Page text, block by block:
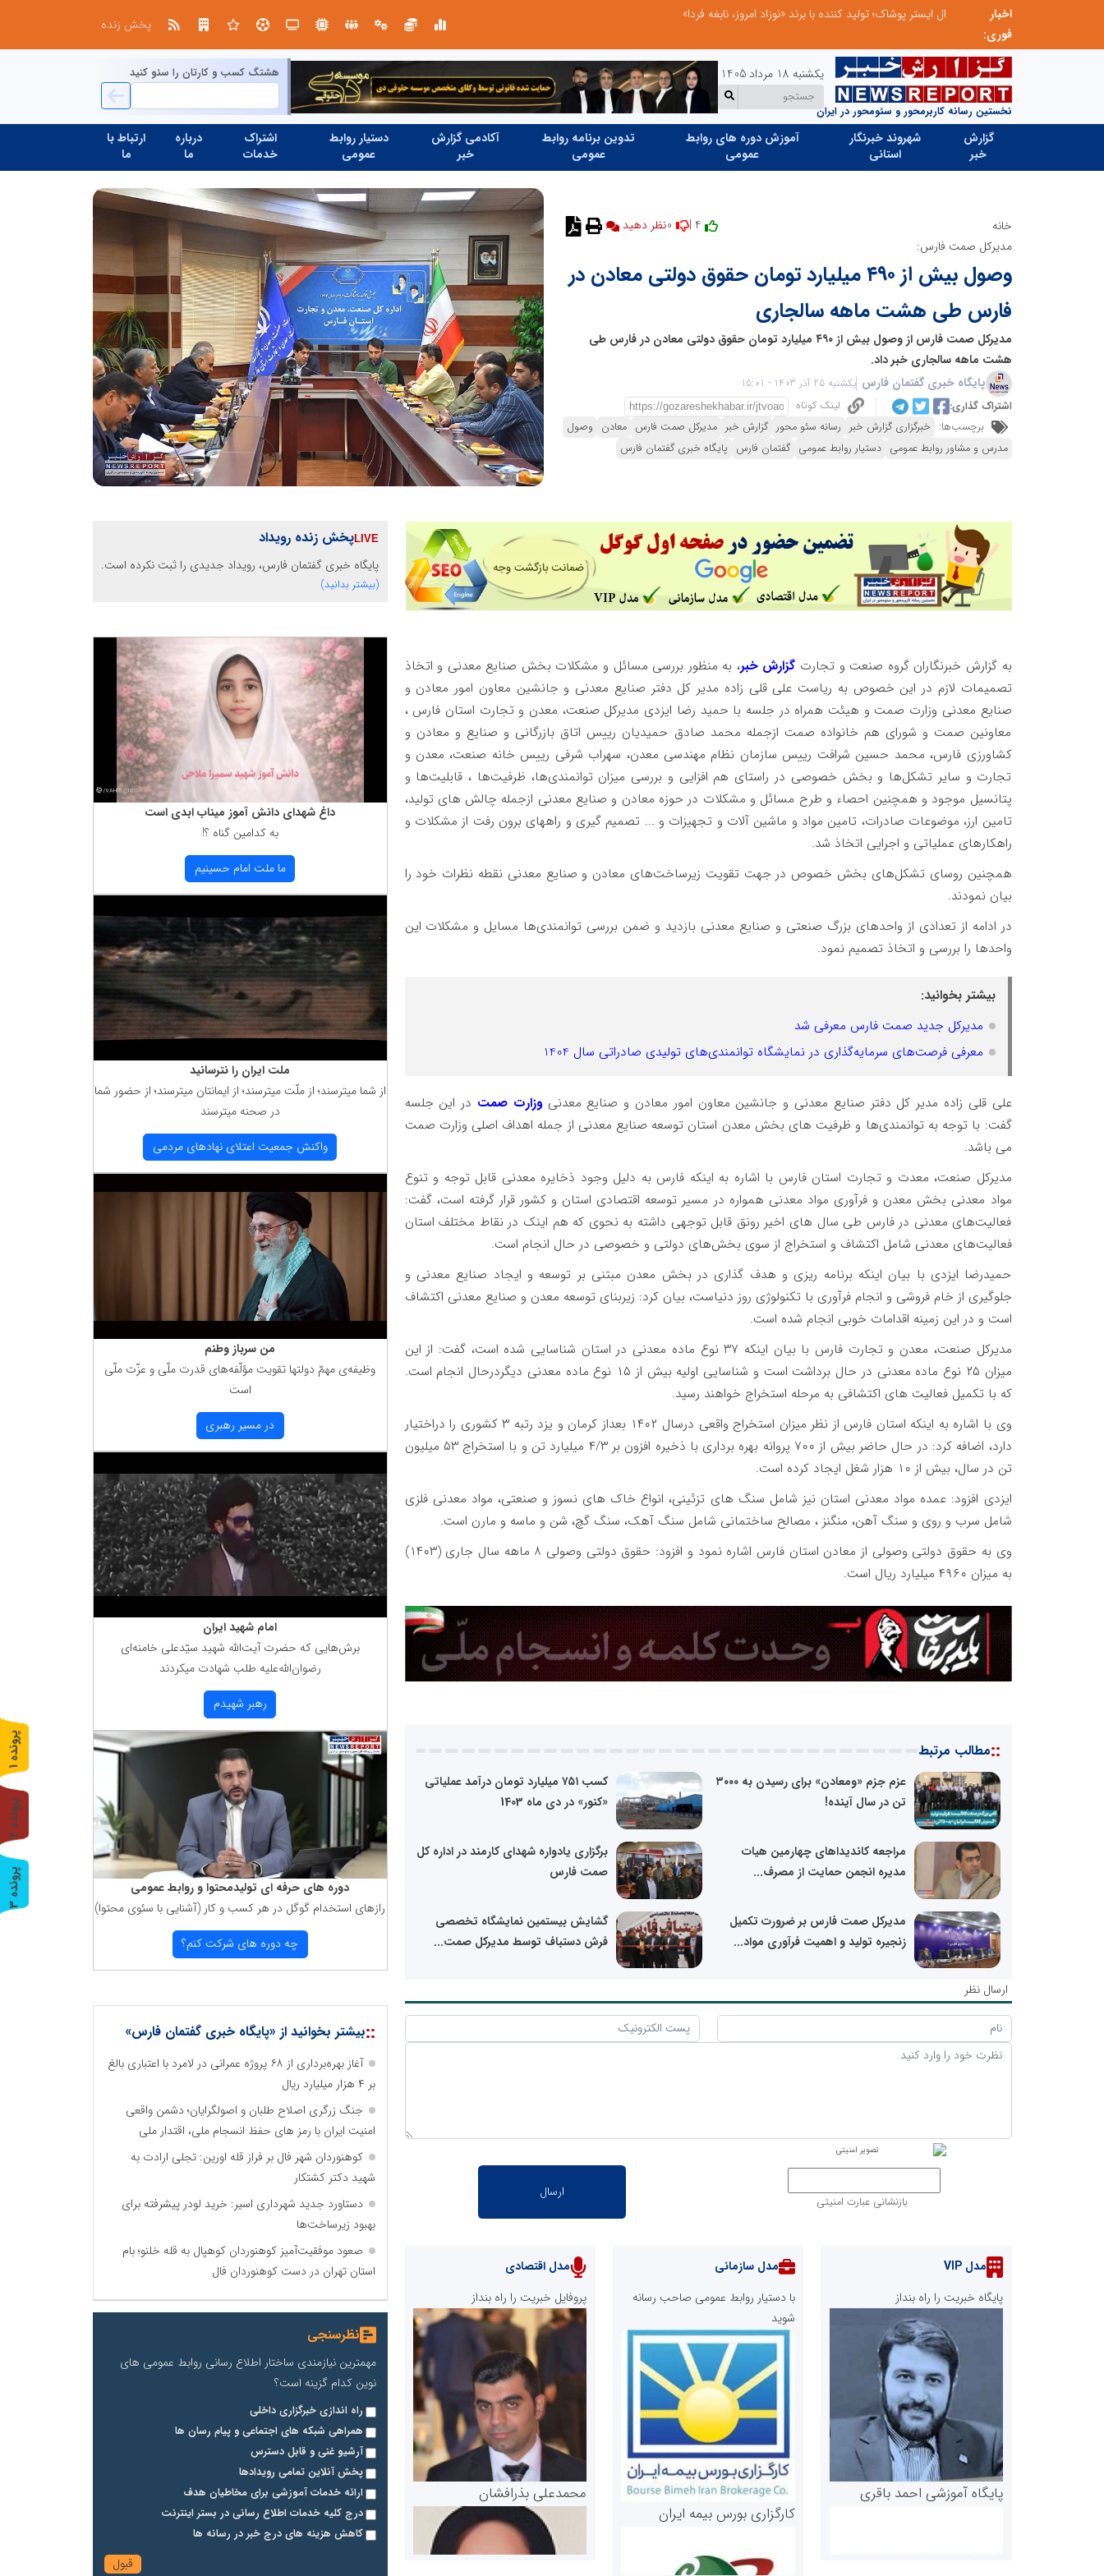
اخبار
فوری:
ال ایستر پوشاک؛ تولید کننده با برند «نوزاد امروز، نابغه فردا»
پخش زنده
نخستین رسانه کاربرمحور و سئومحور در ایران
یکشنبه 18 مرداد 1405 هشتگ کسب و کارتان را سئو کنید
گزارش
خبر
شهروند خبرنگار
استانی
آموزش دوره های روابط
عمومی
تدوین برنامه روابط
عمومی
آکادمی گزارش
خبر
دستیار روابط
عمومی
اشتراک
خدمات
درباره
ما
ارتباط با
ما
خانه
نظر دهید
مدیرکل صمت فارس:
وصول بیش از ۴۹۰ میلیارد تومان حقوق دولتی معادن در
فارس طی هشت ماهه سالجاری
مدیرکل صمت فارس از وصول بیش از ۴۹۰ میلیارد تومان حقوق دولتی معادن در فارس طی
هشت ماهه سالجاری خبر داد.
پایگاه خبری گفتمان فارس یکشنبه 25 آذر 1403 - 15:01
اشتراک گذاری:
لینک کوتاه
برچسب‌ها: خبرگزاری گزارش خبر رسانه سئو محور گزارش خبر مدیرکل صمت فارس معادن وصول
مدرس و مشاور روابط عمومی دستیار روابط عمومی گفتمان فارس پایگاه خبری گفتمان فارس
به گزارش خبرنگاران گروه صنعت و تجارت گزارش خبر، به منظور بررسی مسائل و مشکلات بخش صنایع معدنی و اتخاذ
تصمیمات لازم در این خصوص به ریاست علی قلی زاده مدیر کل دفتر صنایع معدنی و جانشین معاون امور معادن و
صنایع معدنی وزارت صمت و هیئت همراه در جلسه با حمید رضا ایزدی مدیرکل صنعت، معدن و تجارت استان فارس ،
معاونین صمت و شورای هم خانواده صمت ازجمله محمد صادق حمیدیان رییس اتاق بازرگانی و صنایع و معادن و
کشاورزی فارس، محمد حسین شرافت رییس سازمان نظام مهندسی معدن، سهراب شرفی رییس خانه صنعت، معدن و
تجارت و سایر تشکل‌ها و بخش خصوصی در راستای هم افزایی و بررسی میزان توانمندی‌ها، ظرفیت‌ها ، قابلیت‌ها و
پتانسیل موجود و همچنین احصاء و طرح مسائل و مشکلات در حوزه معادن و صنایع معدنی ازجمله چالش های تولید،
تامین ارز، موضوعات صادرات، تامین مواد و ماشین آلات و تجهیزات و ... تصمیم گیری و راههای برون رفت از مشکلات و
راهکارهای عملیاتی و اجرایی اتخاذ شد.
همچنین روسای تشکل‌های بخش خصوص در جهت تقویت زیرساخت‌های معادن و صنایع معدنی نقطه نظرات خود را
بیان نمودند.
در ادامه از تعدادی از واحدهای بزرگ صنعتی و صنایع معدنی بازدید و ضمن بررسی توانمندی‌ها مسایل و مشکلات این
واحدها را بررسی و اتخاذ تصمیم نمود.
بیشتر بخوانید:
مدیرکل جدید صمت فارس معرفی شد
معرفی فرصت‌های سرمایه‌گذاری در نمایشگاه توانمندی‌های تولیدی صادراتی سال 1404
علی قلی زاده مدیر کل دفتر صنایع معدنی و جانشین معاون امور معادن و صنایع معدنی وزارت صمت در این جلسه
گفت: با توجه به توانمندی‌ها و ظرفیت های بخش معدن استان توسعه صنایع معدنی از جمله اهداف اصلی وزارت صمت
می باشد.
مدیرکل صنعت، معدت و تجارت استان فارس با اشاره به اینکه فارس به دلیل وجود ذخایره معدنی قابل توجه و تنوع
مواد معدنی بخش معدن و فرآوری مواد معدنی همواره در مسیر توسعه اقتصادی استان و کشور قرار گرفته است، گفت:
فعالیت‌های معدنی در فارس طی سال های اخیر رونق قابل توجهی داشته به نحوی که هم اینک در نقاط مختلف استان
فعالیت‌های معدنی شامل اکتشاف و استخراج از سوی بخش‌های دولتی و خصوصی در حال انجام است.
حمیدرضا ایزدی با بیان اینکه برنامه ریزی و هدف گذاری در بخش معدن مبتنی بر توسعه و ایجاد صنایع معدنی و
جلوگیری از خام فروشی و انجام فرآوری با تکنولوژی روز دنیاست، بیان کرد: زیربنای توسعه معدن و صنایع معدنی اکتشاف
است و در این زمینه اقدامات خوبی انجام شده است.
مدیرکل صنعت، معدن و تجارت فارس با بیان اینکه ۳۷ نوع ماده معدنی در استان شناسایی شده است، گفت: از این
میزان ۲۵ نوع ماده معدنی در حال برداشت است و شناسایی اولیه بیش از ۱۵ نوع ماده معدنی دیگردرحال انجام است.
که با تکمیل فعالیت های اکتشافی به مرحله استخراج خواهند رسید.
وی با اشاره به اینکه استان فارس از نظر میزان استخراج واقعی درسال ۱۴۰۲ بعداز کرمان و یزد رتبه ۳ کشوری را دراختیار
دارد، اضافه کرد: در حال حاضر بیش از ۷۰۰ پروانه بهره برداری با ذخیره افزون بر ۴/۳ میلیارد تن و با استخراج ۵۳ میلیون
تن در سال، بیش از ۱۰ هزار شغل ایجاد کرده است.
ایزدی افزود: عمده مواد معدنی استان نیز شامل سنگ های تزئینی، انواع خاک های نسوز و صنعتی، مواد معدنی فلزی
شامل سرب و روی و سنگ آهن، منگنز ، مصالح ساختمانی شامل سنگ آهک، سنگ گچ، شن و ماسه و مارن است.
وی به حقوق دولتی وصولی از معادن استان فارس اشاره نمود و افزود: حقوق دولتی وصولی ۸ ماهه سال جاری (۱۴۰۳)
به میزان ۴۹۶۰ میلیارد ریال است.
::مطالب مرتبط
عزم جزم «ومعادن» برای رسیدن به ۳۰۰۰
تن در سال آینده!
کسب ۷۵۱ میلیارد تومان درآمد‌ عملیاتی
«کنور» در دی ماه 1403
مراجعه کاندیداهای چهارمین هیات
مدیره انجمن حمایت از مصرف...
برگزاری یادواره شهدای کارمند در اداره کل
صمت فارس
مدیرکل صمت فارس بر ضرورت تکمیل
زنجیره تولید و اهمیت فرآوری مواد...
گشایش بیستمین نمایشگاه تخصصی
فرش دستباف توسط مدیرکل صمت...
ارسال نظر
بازنشانی عبارت امنیتی
مدل VIP
پایگاه خبریت را راه بنداز
پایگاه آموزشی احمد باقری
مدل سازمانی
با دستیار روابط عمومی صاحب رسانه
شوید
کارگزاری بورس بیمه ایران
مدل اقتصادی
پروفایل خبریت را راه بنداز
محمدعلی بذرافشان
پخش زنده رویداد
پایگاه خبری گفتمان فارس، رویداد جدیدی را ثبت نکرده است.
(بیشتر بدانید)
داغ شهدای دانش آموز میناب ابدی است
به كدامین گناه ؟!
ما ملت امام حسینیم
ملت ایران را نترسانید
از شما میترسند؛ از ملّت میترسند؛ از ایمانتان میترسند؛ از حضور شما
در صحنه میترسند
واكنش جمعیت اعتلای نهادهای مردمی
من سرباز وطنم
وظیفه‌ی مهمّ دولتها تقویت مؤلّفه‌های قدرت ملّی و عزّت ملّی
است
در مسیر رهبری
امام شهید ایران
برش‌هایی كه حضرت آیت‌الله شهید سیّدعلی خامنه‌ای
رضوان‌الله‌علیه طلب شهادت میكردند
رهبر شهیدم
دوره های حرفه ای تولیدمحتوا و روابط عمومی
رازهای استخدام گوگل در هر كسب و كار (آشنایی با سئوی محتوا)
چه دوره های شركت كنم؟
::بیشتر بخوانید از «پایگاه خبری گفتمان فارس»
آغاز بهره‌برداری از ۶۸ پروژه عمرانی در لامرد با اعتباری بالغ
بر ۴ هزار میلیارد ریال
جنگ زرگری اصلاح طلبان و اصولگرایان؛ دشمن واقعی
امنیت ایران با رمز های حفظ انسجام ملی، اقتدار ملی
کوهنوردان شهر فال بر فراز قله اورین: تجلی ارادت به
شهید دکتر کشتکار
دستاورد جدید شهرداری اسیر: خرید لودر پیشرفته برای
بهبود زیرساخت‌ها
صعود موفقیت‌آمیز کوهنوردان کوهپال به قله خلنو؛ بام
استان تهران در دست کوهنوردان فال
نظرسنجی
مهمترین نیازمندی ساختار اطلاع رسانی روابط عمومی های
نوین کدام گزینه است؟
راه اندازی خبرگزاری داخلی
همراهی شبکه های اجتماعی و پیام رسان ها
آرشیو غنی و قابل دسترس
پخش آنلاین تمامی رویدادها
ارائه خدمات آموزشی برای مخاطیان هدف
درج کلیه خدمات اطلاع رسانی در بستر اینترنت
کاهش هزینه های درج خبر در رسانه ها
پ
ر
و
ن
د
ه
1
پ
ر
و
ن
د
ه
2
پ
ر
و
ن
د
ه
3